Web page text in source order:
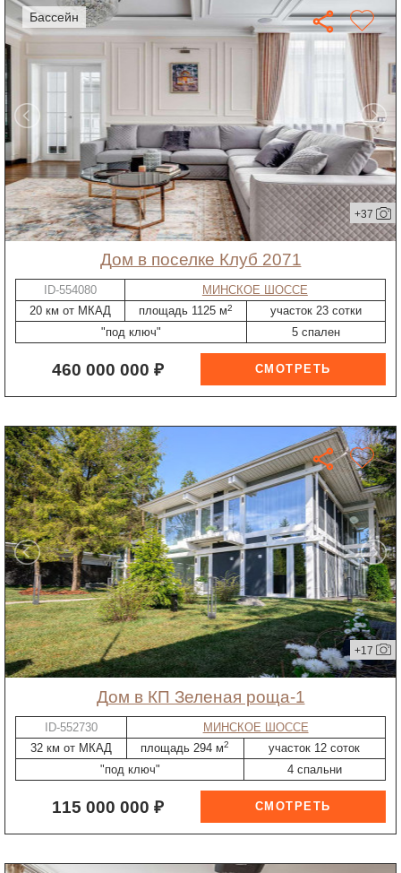
бассейн
+37
дом в поселке Клуб 2071
ID-554080
МИНСКОЕ ШОССЕ
20 км от МКАД
площадь 1125 м2
участок 23 сотки
"под ключ"
5 спален
460 000 000 ₽
+17
дом в КП Зеленая роща-1
ID-552730
МИНСКОЕ ШОССЕ
32 км от МКАД
площадь 294 м2
участок 12 соток
"под ключ"
4 спальни
115 000 000 ₽